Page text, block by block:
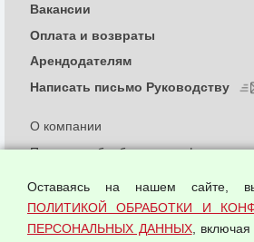
О компании
Политика обработки и
Согласием на обработку
Оферта оптовой купли-продажи
Вакансии
Оплата и возвраты
Арендодателям
Написать письмо Руководству
Оставаясь на нашем сайте,
ПОЛИТИКОЙ ОБРАБОТКИ И
ПЕРСОНАЛЬНЫХ ДАННЫХ,